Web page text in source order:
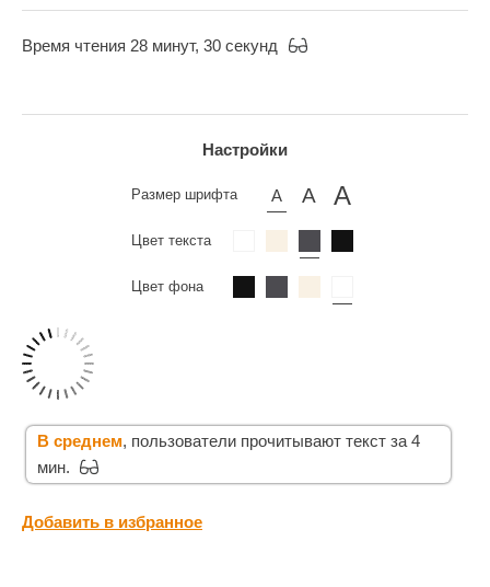
Время чтения 28 минут, 30 секунд
Настройки
Размер шрифта
Цвет текста
Цвет фона
В среднем, пользователи прочитывают текст за 4
мин.
Добавить в избранное